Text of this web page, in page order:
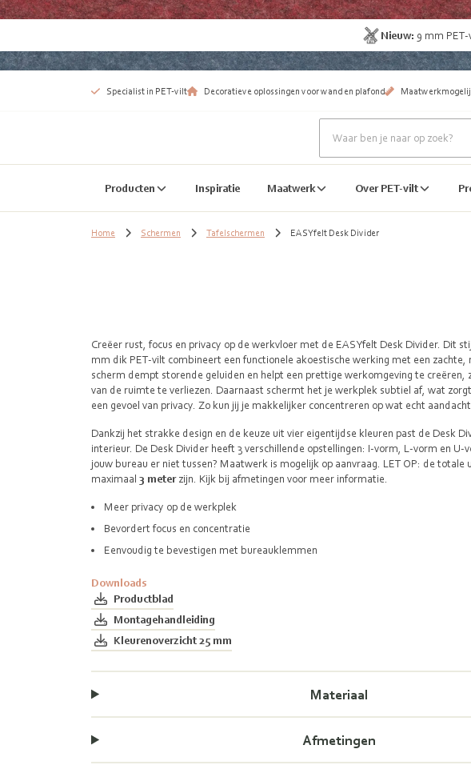
Nieuw: 9 mm
Specialist in PET-vilt Decoratieve oplossingen voor wand en plafond
Producten Inspiratie Maatwerk Over PET-vilt
Home Schermen Tafelschermen EASYfelt Desk Divider
Creëer rust, focus en privacy op de werkvloer met de EASYfelt Desk Divider. Dit
mm dik PET‑vilt combineert een functionele akoestische werking met een
scherm dempt storende geluiden en helpt een prettige werkomgeving te creëren,
van de ruimte te verliezen. Daarnaast schermt het je werkplek subtiel af, wat
een gevoel van privacy. Zo kun jij je makkelijker concentreren op wat echt
Dankzij het strakke design en de keuze uit vier eigentijdse kleuren past de Desk
interieur. De Desk Divider heeft 3 verschillende opstellingen: I-vorm, L-vorm en
jouw bureau er niet tussen? Maatwerk is mogelijk op aanvraag. LET OP: de
maximaal 3 meterzijn. Kijk bij afmetingen voor meer informatie.
Meer privacy op de werkplek
Bevordert focus en concentratie
Eenvoudig te bevestigen met bureauklemmen
Downloads
Productblad
Montagehandleiding
Kleurenoverzicht 25 mm
Materiaal
Afmetingen